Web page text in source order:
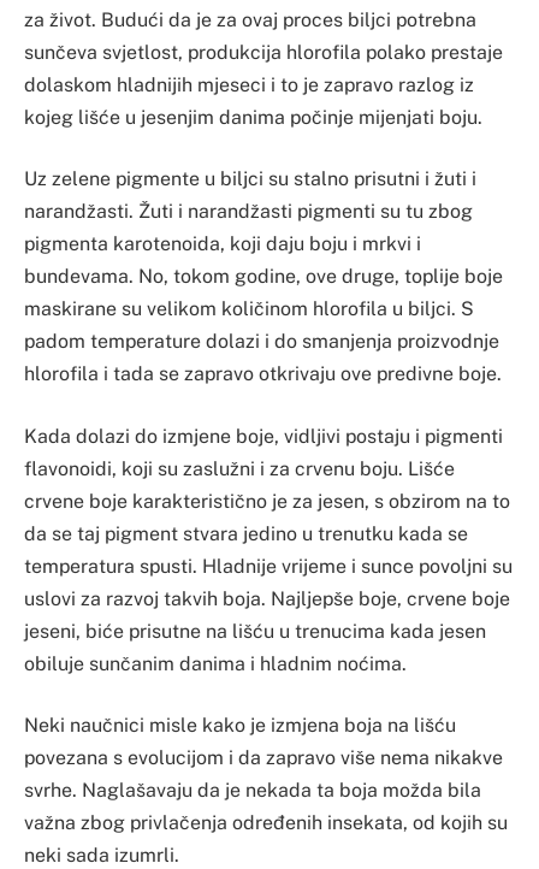
za život. Budući da je za ovaj proces biljci potrebna
sunčeva svjetlost, produkcija hlorofila polako prestaje
dolaskom hladnijih mjeseci i to je zapravo razlog iz
kojeg lišće u jesenjim danima počinje mijenjati boju.
Uz zelene pigmente u biljci su stalno prisutni i žuti i
narandžasti. Žuti i narandžasti pigmenti su tu zbog
pigmenta karotenoida, koji daju boju i mrkvi i
bundevama. No, tokom godine, ove druge, toplije boje
maskirane su velikom količinom hlorofila u biljci. S
padom temperature dolazi i do smanjenja proizvodnje
hlorofila i tada se zapravo otkrivaju ove predivne boje.
Kada dolazi do izmjene boje, vidljivi postaju i pigmenti
flavonoidi, koji su zaslužni i za crvenu boju. Lišće
crvene boje karakteristično je za jesen, s obzirom na to
da se taj pigment stvara jedino u trenutku kada se
temperatura spusti. Hladnije vrijeme i sunce povoljni su
uslovi za razvoj takvih boja. Najljepše boje, crvene boje
jeseni, biće prisutne na lišću u trenucima kada jesen
obiluje sunčanim danima i hladnim noćima.
Neki naučnici misle kako je izmjena boja na lišću
povezana s evolucijom i da zapravo više nema nikakve
svrhe. Naglašavaju da je nekada ta boja možda bila
važna zbog privlačenja određenih insekata, od kojih su
neki sada izumrli.